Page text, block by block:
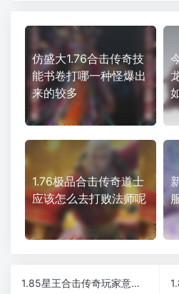
仿盛大1.76合击传奇技
能书卷打哪一种怪爆出
来的较多
1.76极品合击传奇道士
应该怎么去打败法师呢
1.85星王合击传奇玩家意识到移动速度重要性了吗